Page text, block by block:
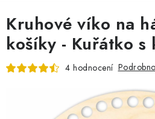
DOPLŇKY
TVOŘENÍ
GALANTERIE A LÁTKY
Kruhové víko na
košíky - Kuřátko s
4 hodnocení